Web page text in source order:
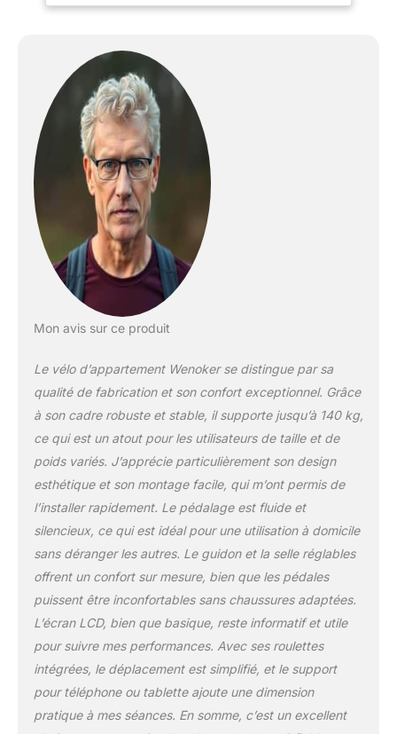
l’application dédiée et au
d’une expérience
immersive à domicile.
【PÉDALAGE FLUIDE ET
SILENCIEUX】Le
système d’entraînement
par courroie assure une
conduite douce et
silencieuse. Adapté aux
appartements et aux
espaces partagés, il
permet de s’entraîner à
DONNÉES】L’écran LCD
vitesse, la distance, les
calories et la fréquence
cardiaque afin de vous
aider à suivre votre
résistance réglable
convient aux
entraînements
quotidiens et cardio.
【STRUCTURE ROBUSTE
ET SÉCURISÉE】Le
cadre renforcé supporte
jusqu’à 160 kg pour
garantir une excellente
stabilité. Les pédales
antidérapantes et le frein
d’urgence assurent une
utilisation sûre pendant
Mon avis sur ce produit
Le vélo d’appartement Wenoker se distingue par sa
qualité de fabrication et son confort exceptionnel. Grâce
à son cadre robuste et stable, il supporte jusqu’à 140 kg,
ce qui est un atout pour les utilisateurs de taille et de
poids variés. J’apprécie particulièrement son design
esthétique et son montage facile, qui m’ont permis de
l’installer rapidement. Le pédalage est fluide et
silencieux, ce qui est idéal pour une utilisation à domicile
sans déranger les autres. Le guidon et la selle réglables
offrent un confort sur mesure, bien que les pédales
puissent être inconfortables sans chaussures adaptées.
L’écran LCD, bien que basique, reste informatif et utile
pour suivre mes performances. Avec ses roulettes
intégrées, le déplacement est simplifié, et le support
pour téléphone ou tablette ajoute une dimension
pratique à mes séances. En somme, c’est un excellent